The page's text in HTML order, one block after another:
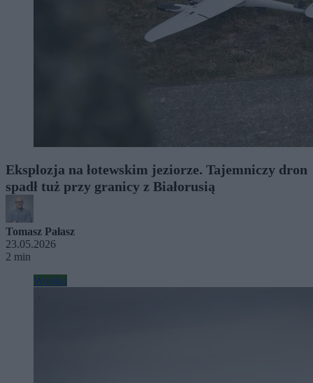
Eksplozja na łotewskim jeziorze. Tajemniczy dron
spadł tuż przy granicy z Białorusią
Tomasz Pałasz
23.05.2026
2 min
Wojsko